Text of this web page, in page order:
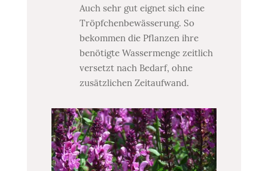
Auch sehr gut eignet sich eine
Tröpfchenbewässerung. So
bekommen die Pflanzen ihre
benötigte Wassermenge zeitlich
versetzt nach Bedarf, ohne
zusätzlichen Zeitaufwand.